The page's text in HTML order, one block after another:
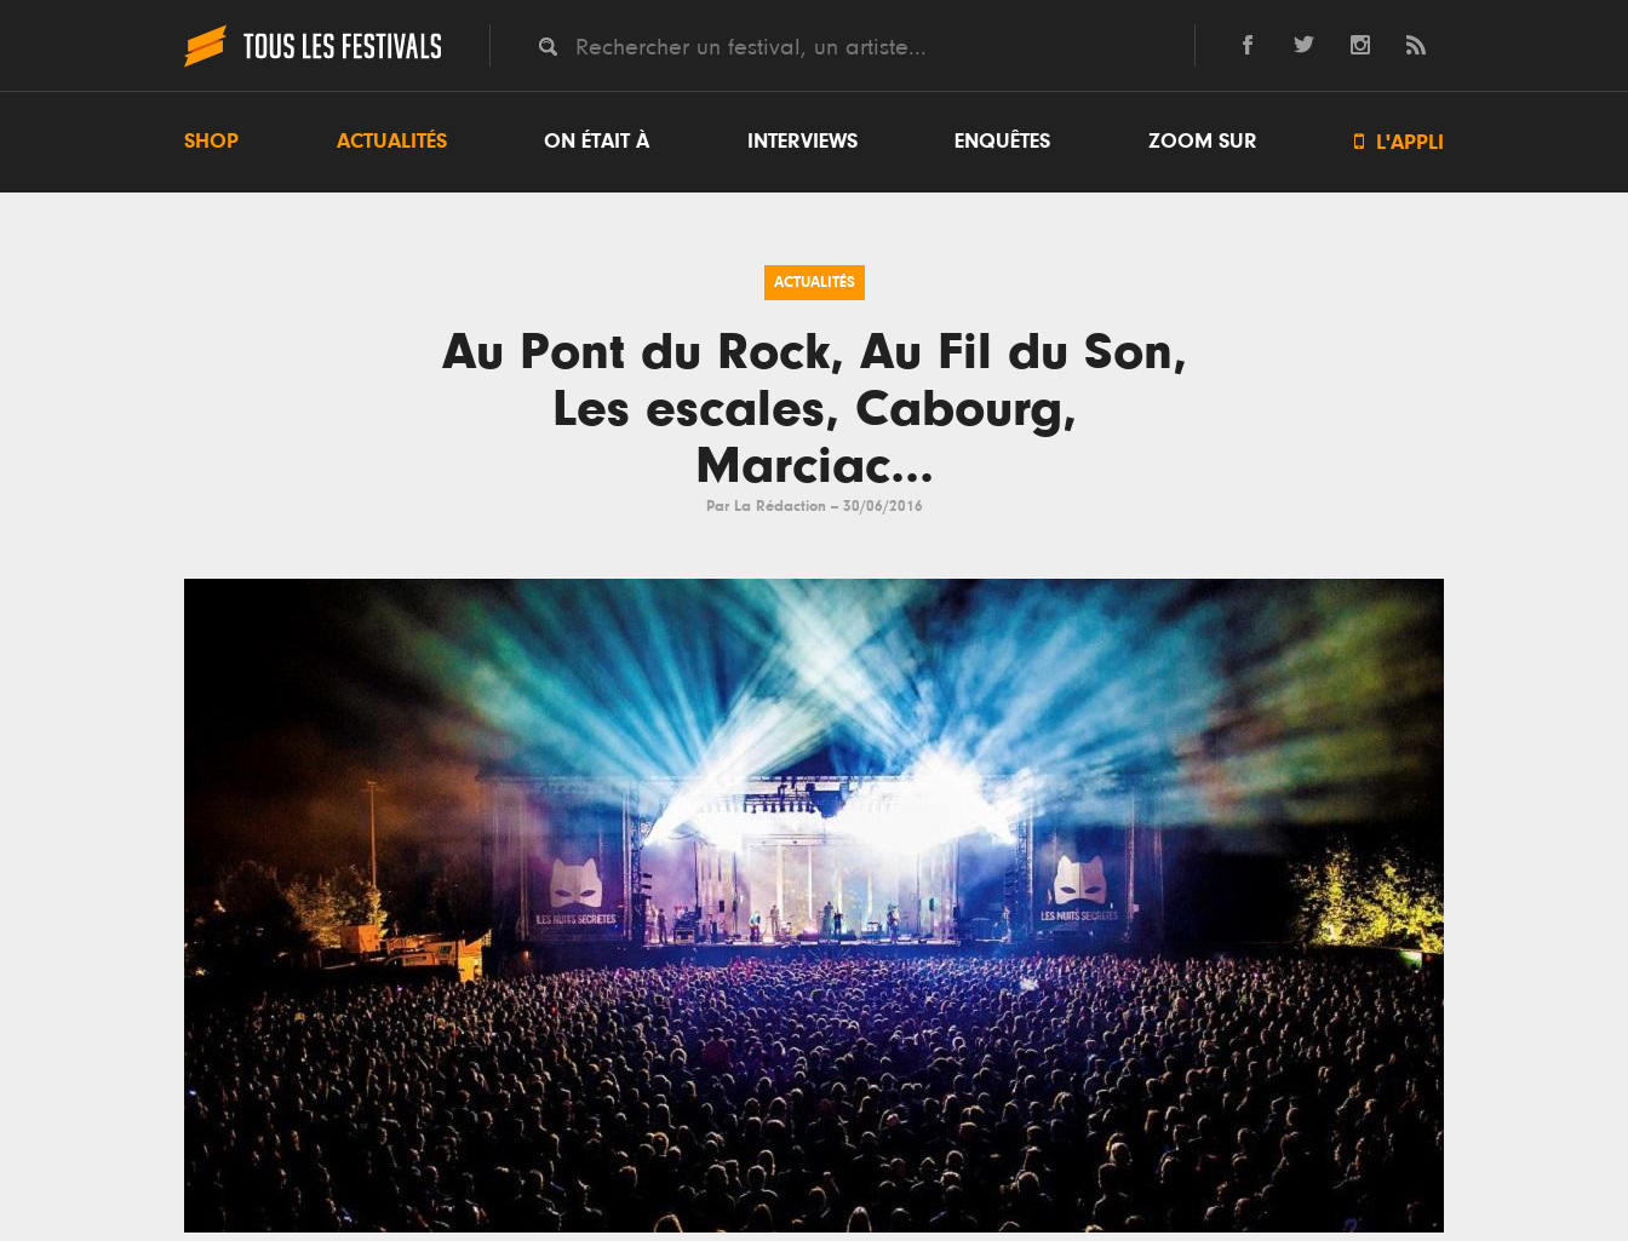
SHOP ACTUALITÉS ON ÉTAIT À INTERVIEWS ENQUÊTES ZOOM SUR  L'APPLI
ACTUALITÉS
Au Pont du Rock, Au Fil du Son,
Les escales, Cabourg,
Marciac...
Par La Rédaction -- 30/06/2016